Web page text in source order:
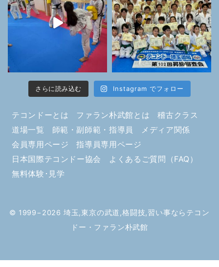
さらに読み込む Instagram でフォロー
テコンドーとは ファラン朴武館とは
稽古クラス
道場一覧
師範・副師範・指導員
メディア関係
会員専用ページ
指導員専用ページ
日本国際テコンドー協会
よくあるご質問（FAQ）
無料体験･見学
© 1999−2026 埼玉,東京の武道,格闘技,習い事ならテコン
ドー・ファラン朴武館